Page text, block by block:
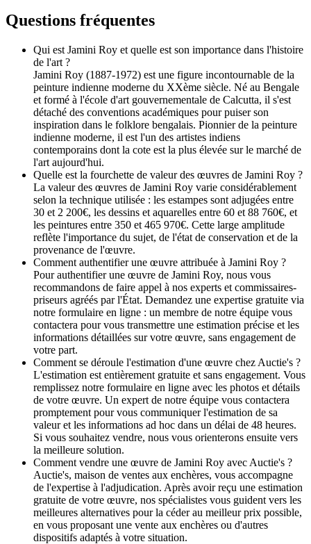
Questions fréquentes
Qui est Jamini Roy et quelle est son importance dans l'histoire
de l'art ?
Jamini Roy (1887-1972) est une figure incontournable de la
peinture indienne moderne du XXème siècle. Né au Bengale
et formé à l'école d'art gouvernementale de Calcutta, il s'est
détaché des conventions académiques pour puiser son
inspiration dans le folklore bengalais. Pionnier de la peinture
indienne moderne, il est l'un des artistes indiens
contemporains dont la cote est la plus élevée sur le marché de
l'art aujourd'hui.
Quelle est la fourchette de valeur des œuvres de Jamini Roy ?
La valeur des œuvres de Jamini Roy varie considérablement
selon la technique utilisée : les estampes sont adjugées entre
30 et 2 200€, les dessins et aquarelles entre 60 et 88 760€, et
les peintures entre 350 et 465 970€. Cette large amplitude
reflète l'importance du sujet, de l'état de conservation et de la
provenance de l'œuvre.
Comment authentifier une œuvre attribuée à Jamini Roy ?
Pour authentifier une œuvre de Jamini Roy, nous vous
recommandons de faire appel à nos experts et commissaires-
priseurs agréés par l'État. Demandez une expertise gratuite via
notre formulaire en ligne : un membre de notre équipe vous
contactera pour vous transmettre une estimation précise et les
informations détaillées sur votre œuvre, sans engagement de
votre part.
Comment se déroule l'estimation d'une œuvre chez Auctie's ?
L'estimation est entièrement gratuite et sans engagement. Vous
remplissez notre formulaire en ligne avec les photos et détails
de votre œuvre. Un expert de notre équipe vous contactera
promptement pour vous communiquer l'estimation de sa
valeur et les informations ad hoc dans un délai de 48 heures.
Si vous souhaitez vendre, nous vous orienterons ensuite vers
la meilleure solution.
Comment vendre une œuvre de Jamini Roy avec Auctie's ?
Auctie's, maison de ventes aux enchères, vous accompagne
de l'expertise à l'adjudication. Après avoir reçu une estimation
gratuite de votre œuvre, nos spécialistes vous guident vers les
meilleures alternatives pour la céder au meilleur prix possible,
en vous proposant une vente aux enchères ou d'autres
dispositifs adaptés à votre situation.